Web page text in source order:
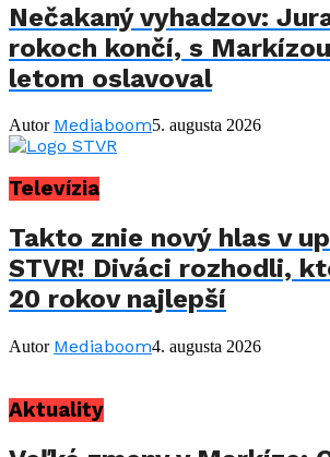
Nečakaný vyhadzov:
rokoch končí, s
letom oslavoval
Autor Mediaboom5. augusta 2026
Televízia
Takto znie nový hlas v
STVR! Diváci rozhodli,
20 rokov najlepší
Autor Mediaboom4. augusta 2026
Aktuality